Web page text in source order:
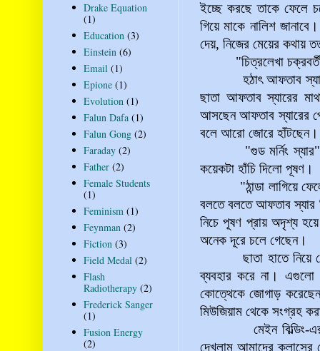
ইচ্ছে করছে তাকে ফেলে
গিয়ে মাকে নালিশ
দেয়, নিজের মেয়ের কথায়
"চিত্রলেখা চক্রবর্তী,
হঠাৎ আফতাব স্যারের
ছাতা আফতাব স্যারের
আসছেন আফতাব স্যারের
বলে আরো জোরে হাঁটছেন।
"গুড মর্নিং স্যার"
কয়েকটা হাঁচি দিলো পূষণ।
"ঠান্ডা লাগিয়ে
বলতে বলতে আফতাব স্যার
নিচে পূষণ প্রায় অদৃশ্য
অনেক দূরে চলে গেছেন।
ছাতা হাতে নিয়ে
ব্যবহার করে না। এগুলো
কোত্থেকে জোগাড়
মিউজিয়াম থেকে সংগ্রহ
মেইন বিল্ডিং-এর
দেখলাম আমাদের
Drake Equation
(1)
Education (3)
Einstein (6)
Email (1)
Epione (1)
Evolution (1)
Falun Dafa (1)
Falun Gong (2)
Faraday (2)
Father (2)
Female Students
(1)
Feminism (1)
Feynman (2)
Fiction (3)
Field Medal (2)
Flash
Radiotherapy (2)
Frederick Sanger
(1)
Fusion Energy
(2)